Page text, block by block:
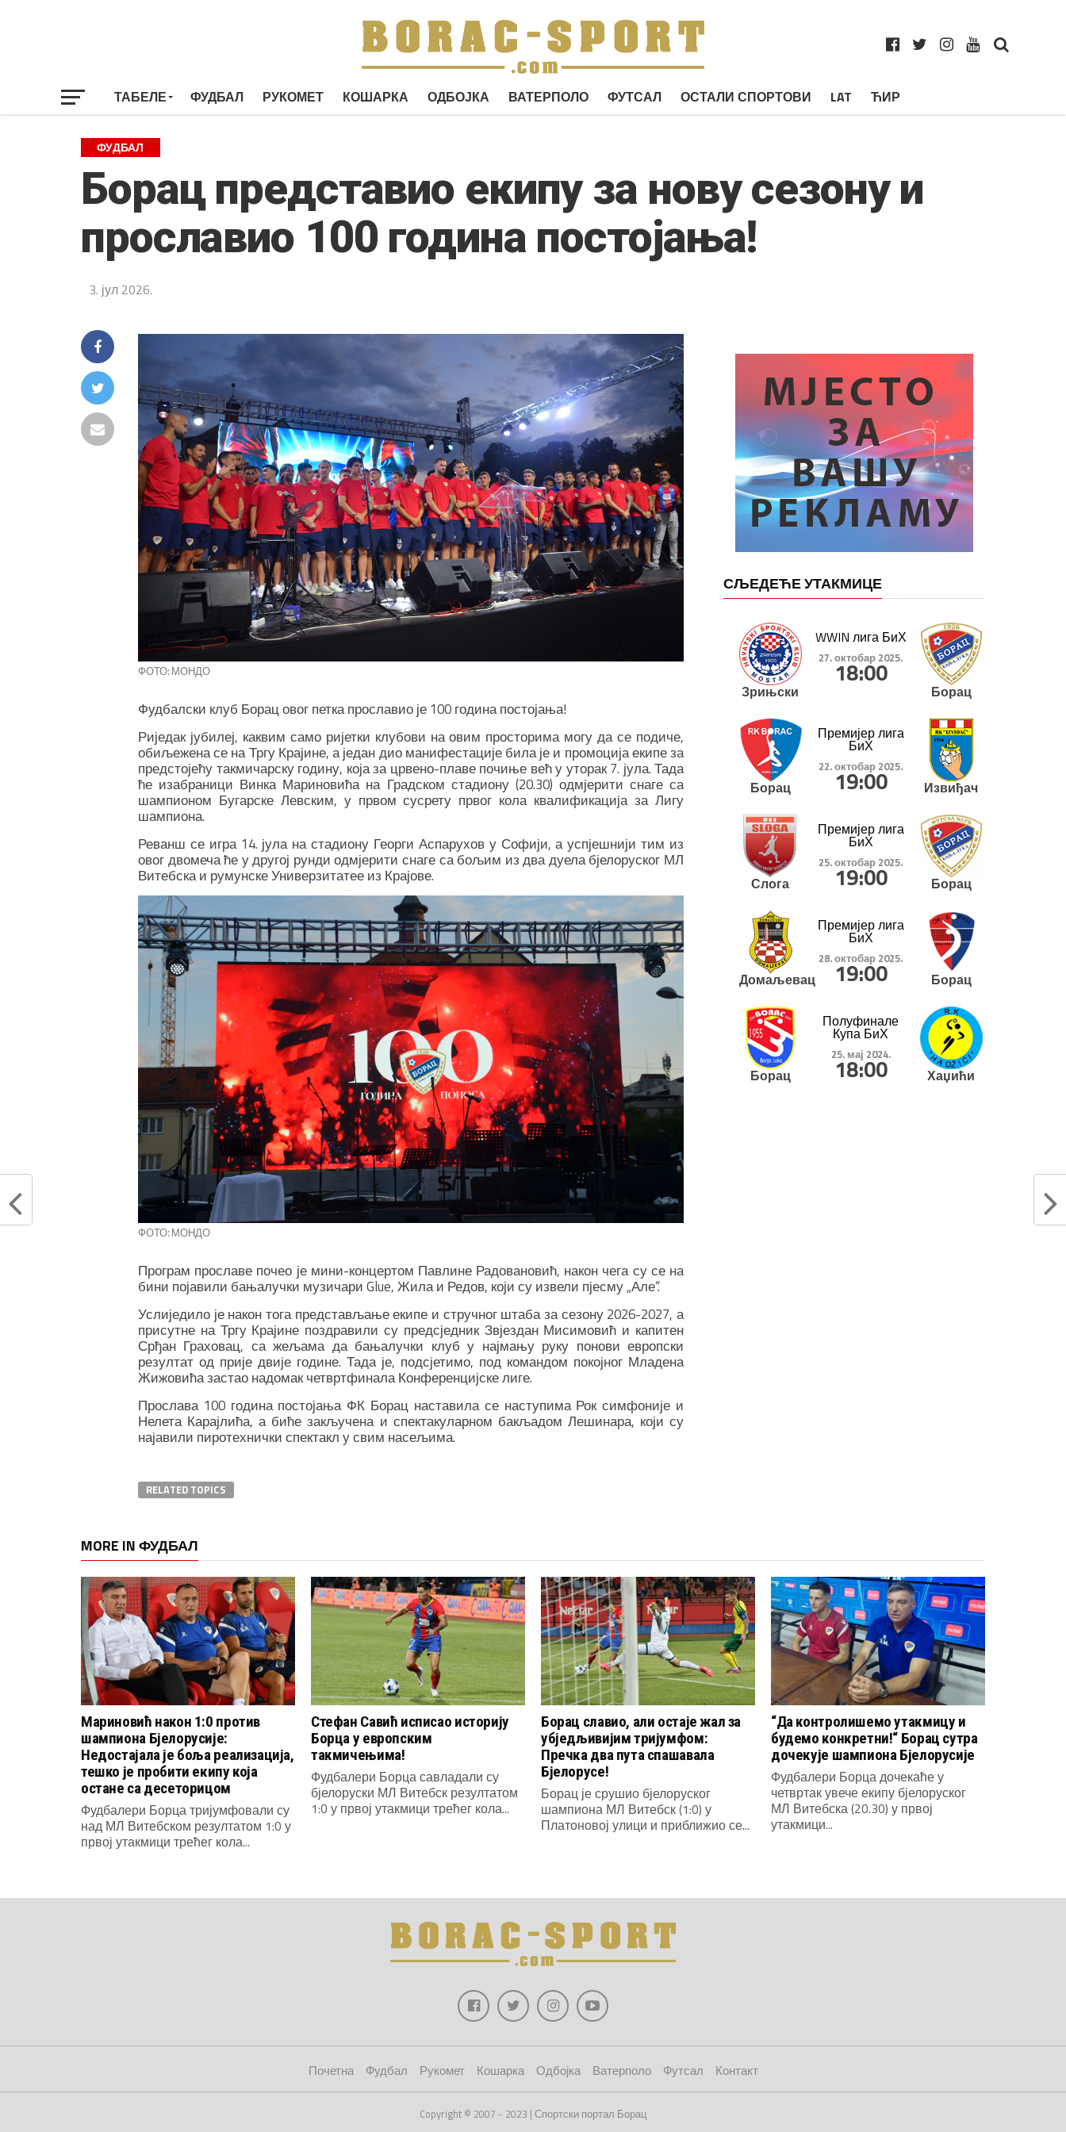
ТАБЕЛЕ ФУДБАЛ РУКОМЕТ КОШАРКА ОДБОЈКА ВАТЕРПОЛО ФУТСАЛ ОСТАЛИ СПОРТОВИ LAT ЋИР
ФУДБАЛ
Борац представио екипу за нову сезону и
прославио 100 година постојања!
3. јул 2026.
ФОТО: МОНДО
Фудбалски клуб Борац овог петка прославио је 100 година постојања!
Риједак јубилеј, каквим само ријетки клубови на овим просторима могу да се подиче,
обиљежена се на Тргу Крајине, а један дио манифестације била је и промоција екипе за
предстојећу такмичарску годину, која за црвено-плаве почиње већ у уторак 7. јула. Тада
ће изабраници Винка Мариновића на Градском стадиону (20.30) одмјерити снаге са
шампионом Бугарске Левским, у првом сусрету првог кола квалификација за Лигу
шампиона.
Реванш се игра 14. јула на стадиону Георги Аспарухов у Софији, а успјешнији тим из
овог двомеча ће у другој рунди одмјерити снаге са бољим из два дуела бјелоруског МЛ
Витебска и румунске Универзитатее из Крајове.
ФОТО: МОНДО
Програм прославе почео је мини-концертом Павлине Радовановић, након чега су се на
бини појавили бањалучки музичари Glue, Жила и Редов, који су извели пјесму „Але“.
Услиједило је након тога представљање екипе и стручног штаба за сезону 2026-2027, а
присутне на Тргу Крајине поздравили су предсједник Звјездан Мисимовић и капитен
Срђан Граховац, са жељама да бањалучки клуб у најмању руку понови европски
резултат од прије двије године. Тада је, подсјетимо, под командом покојног Младена
Жижовића застао надомак четвртфинала Конференцијске лиге.
Прослава 100 година постојања ФК Борац наставила се наступима Рок симфоније и
Нелета Карајлића, а биће закључена и спектакуларном бакљадом Лешинара, који су
најавили пиротехнички спектакл у свим насељима.
RELATED TOPICS
СЉЕДЕЋЕ УТАКМИЦЕ
Зрињски
WWIN лига БиХ
27. октобар 2025.
18:00
Борац
Борац
Премијер лига
БиХ
22. октобар 2025.
19:00 Извиђач
Слога
Премијер лига
БиХ
25. октобар 2025.
19:00 Борац
Домаљевац
Премијер лига
БиХ
28. октобар 2025.
19:00 Борац
Борац
Полуфинале
Купа БиХ
25. мај 2024.
18:00 Хаџићи
MORE IN ФУДБАЛ
Мариновић након 1:0 против
шампиона Бјелорусије:
Недостајала је боља реализација,
тешко је пробити екипу која
остане са десеторицом
Фудбалери Борца тријумфовали су
над МЛ Витебском резултатом 1:0 у
првој утакмици трећег кола...
Стефан Савић исписао историју
Борца у европским
такмичењима!
Фудбалери Борца савладали су
бјелоруски МЛ Витебск резултатом
1:0 у првој утакмици трећег кола...
Борац славио, али остаје жал за
убједљивијим тријумфом:
Пречка два пута спашавала
Бјелорусе!
Борац је срушио бјелоруског
шампиона МЛ Витебск (1:0) у
Платоновој улици и приближио се...
“Да контролишемо утакмицу и
будемо конкретни!“ Борац сутра
дочекује шампиона Бјелорусије
Фудбалери Борца дочекаће у
четвртак увече екипу бјелоруског
МЛ Витебска (20.30) у првој
утакмици...
Почетна Фудбал Рукомет Кошарка Одбојка Ватерполо Футсал Контакт
Copyright © 2007 - 2023 | Спортски портал Борац